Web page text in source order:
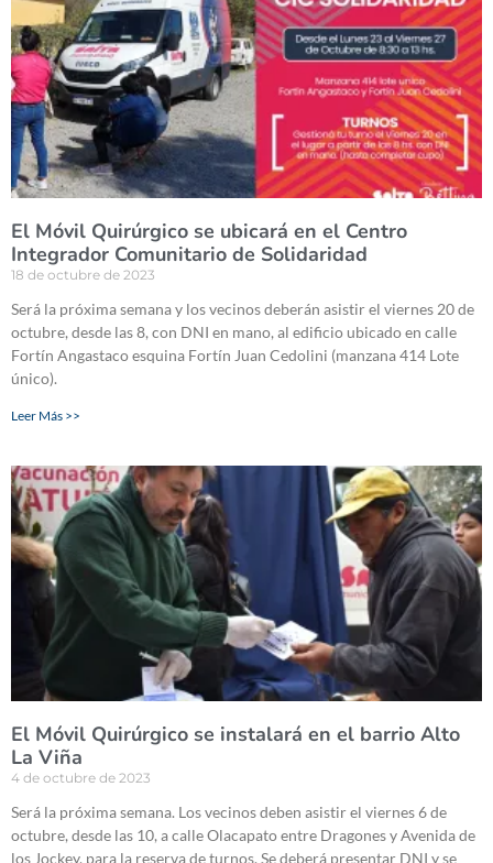
El Móvil Quirúrgico se ubicará en el Centro
Integrador Comunitario de Solidaridad
18 de octubre de 2023
Será la próxima semana y los vecinos deberán asistir el viernes 20 de
octubre, desde las 8, con DNI en mano, al edificio ubicado en calle
Fortín Angastaco esquina Fortín Juan Cedolini (manzana 414 Lote
único).
Leer Más >>
El Móvil Quirúrgico se instalará en el barrio Alto
La Viña
4 de octubre de 2023
Será la próxima semana. Los vecinos deben asistir el viernes 6 de
octubre, desde las 10, a calle Olacapato entre Dragones y Avenida de
los Jockey, para la reserva de turnos. Se deberá presentar DNI y se